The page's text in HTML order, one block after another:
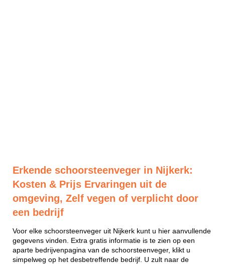
Erkende schoorsteenveger in Nijkerk:
Kosten & Prijs Ervaringen uit de
omgeving, Zelf vegen of verplicht door
een bedrijf
Voor elke schoorsteenveger uit Nijkerk kunt u hier aanvullende
gegevens vinden. Extra gratis informatie is te zien op een
aparte bedrijvenpagina van de schoorsteenveger, klikt u
simpelweg op het desbetreffende bedrijf. U zult naar de